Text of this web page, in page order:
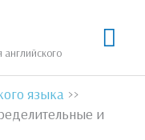
языка
и